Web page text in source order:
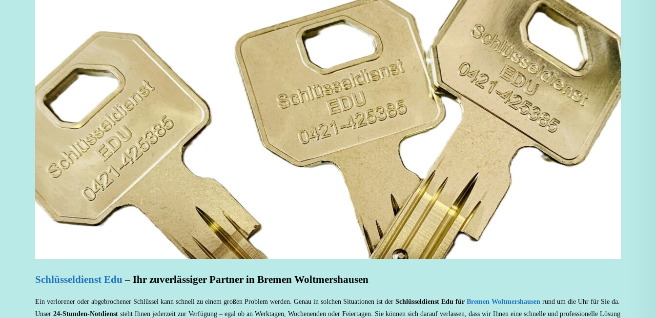
Schlüsseldienst Edu– Ihr zuverlässiger Partner in Bremen Woltmershausen
Ein verlorener oder abgebrochener Schlüssel kann schnell zu einem großen Problem werden. Genau in solchen Situationen ist der Schlüsseldienst Edu für Bremen Woltmershausen rund um die Uhr für Sie da.
Unser 24-Stunden-Notdienst steht Ihnen jederzeit zur Verfügung – egal ob an Werktagen, Wochenenden oder Feiertagen. Sie können sich darauf verlassen, dass wir Ihnen eine schnelle und professionelle Lösung